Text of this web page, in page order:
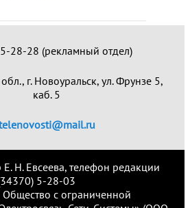
28-28 (рекламный отдел)
г. Новоуральск, ул. Фрунзе 5,
каб. 5
Е. Н. Евсеева, телефон редакции
5-28-03
Общество с ограниченной